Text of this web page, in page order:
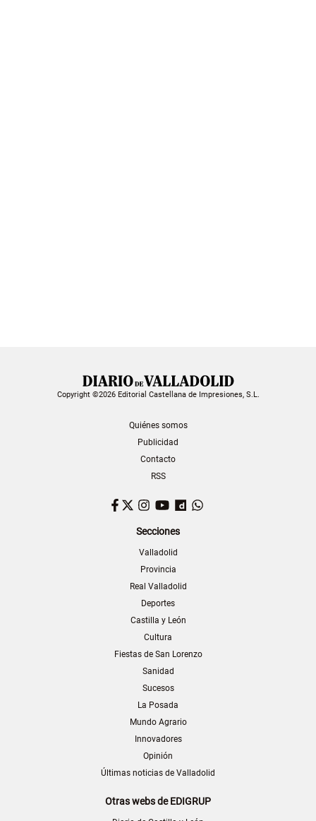
Copyright ©2026 Editorial Castellana de Impresiones, S.L.
Quiénes somos
Publicidad
Contacto
RSS
Facebook
TwitterInstagram
YouTubeDailymotion
Secciones
Valladolid
Provincia
Real Valladolid
Deportes
Castilla y León
Cultura
Fiestas de San Lorenzo
Sanidad
Sucesos
La Posada
Mundo Agrario
Innovadores
Opinión
Últimas noticias de Valladolid
Otras webs de EDIGRUP